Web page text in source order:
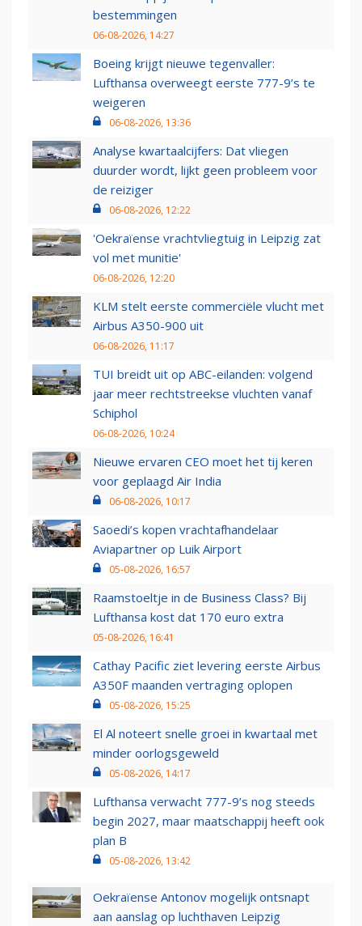
bestemmingen
06-08-2026, 14:27
Boeing krijgt nieuwe tegenvaller:
Lufthansa overweegt eerste 777-9’s te
weigeren
06-08-2026, 13:36
Analyse kwartaalcijfers: Dat vliegen
duurder wordt, lijkt geen probleem voor
de reiziger
06-08-2026, 12:22
'Oekraïense vrachtvliegtuig in Leipzig zat
vol met munitie'
06-08-2026, 12:20
KLM stelt eerste commerciële vlucht met
Airbus A350-900 uit
06-08-2026, 11:17
TUI breidt uit op ABC-eilanden: volgend
jaar meer rechtstreekse vluchten vanaf
Schiphol
06-08-2026, 10:24
Nieuwe ervaren CEO moet het tij keren
voor geplaagd Air India
06-08-2026, 10:17
Saoedi’s kopen vrachtafhandelaar
Aviapartner op Luik Airport
05-08-2026, 16:57
Raamstoeltje in de Business Class? Bij
Lufthansa kost dat 170 euro extra
05-08-2026, 16:41
Cathay Pacific ziet levering eerste Airbus
A350F maanden vertraging oplopen
05-08-2026, 15:25
El Al noteert snelle groei in kwartaal met
minder oorlogsgeweld
05-08-2026, 14:17
Lufthansa verwacht 777-9’s nog steeds
begin 2027, maar maatschappij heeft ook
plan B
05-08-2026, 13:42
Oekraïense Antonov mogelijk ontsnapt
aan aanslag op luchthaven Leipzig